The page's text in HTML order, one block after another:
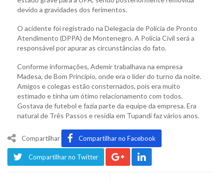
devido a gravidades dos ferimentos.
O acidente foi registrado na Delegacia de Polícia de Pronto
Atendimento (DPPA) de Montenegro. A Polícia Civil será a
responsável por apurar as circunstâncias do fato.
Conforme informações, Ademir trabalhava na empresa
Madesa, de Bom Princípio, onde era o líder do turno da noite.
Amigos e colegas estão consternados, pois era muito
estimado e tinha um ótimo relacionamento com todos.
Gostava de futebol e fazia parte da equipe da empresa. Era
natural de Três Passos e residia em Tupandi faz vários anos.
Compartilhar Compartilhar no Facebook
Compartilhar no Twitter